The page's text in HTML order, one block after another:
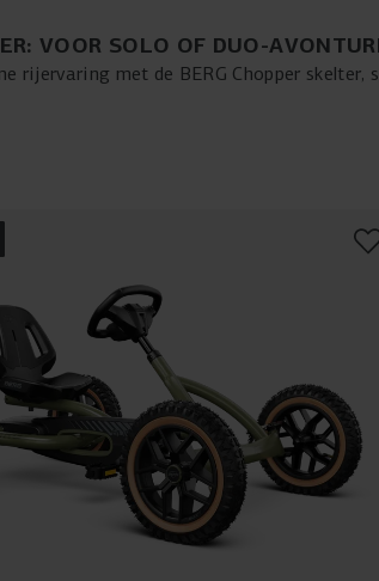
VOOR SOLO OF DUO-
rijervaring met de BERG Chopper
robuuste frame van de Chopper
heel nieuw niveau! Toch liever een